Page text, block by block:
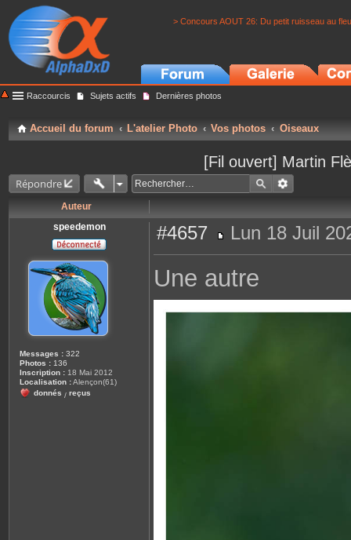
> Concours AOUT 26: Du petit ruisseau au
Raccourcis Sujets actifs Dernières photos
Accueil du forum L'atelier Photo Vos photos Oiseaux
[Fil ouvert] Martin
Répondre
Auteur
speedemon
Messages : 322
Photos : 136
Inscription : 18 Mai 2012
Localisation :Alençon(61)
donnés / reçus
#4657
e
s
a
e
Lun 18 Juil
Une autre